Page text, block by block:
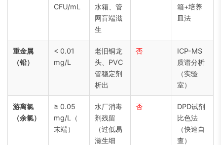
CFU/mL
水箱、管
网盲端滋
生
箱+培养
皿法
重金属
（铅）
< 0.01
mg/L
老旧铜龙
头、PVC
管稳定剂
析出
否
ICP-MS
质谱分析
（实验
室）
游离氯
（余氯）
≥ 0.05
mg/L（
末端）
水厂消毒
剂残留
（过低易
滋生细
否
DPD试剂
比色法
（快速自
查）